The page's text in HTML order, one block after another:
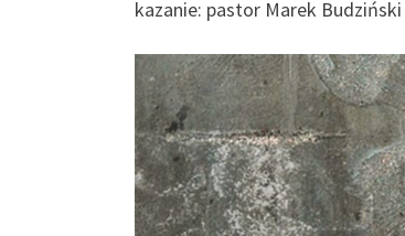
kazanie: pastor Marek Budziński